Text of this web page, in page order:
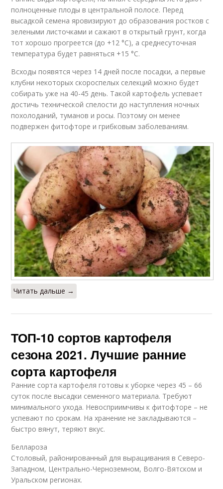
полноценные плоды в центральной полосе. Перед
высадкой семена яровизируют до образования ростков с
зелеными листочками и сажают в открытый грунт, когда
тот хорошо прогреется (до +12 °C), а среднесуточная
температура будет равняться +15 °C.
Всходы появятся через 14 дней после посадки, а первые
клубни некоторых скороспелых селекций можно будет
собирать уже на 40-45 день. Такой картофель успевает
достичь технической спелости до наступления ночных
похолоданий, туманов и росы. Поэтому он менее
подвержен фитофторе и грибковым заболеваниям.
Читать дальше →
ТОП-10 сортов картофеля
сезона 2021. Лучшие ранние
сорта картофеля
Ранние сорта картофеля готовы к уборке через 45 – 66
суток после высадки семенного материала. Требуют
минимального ухода. Невосприимчивы к фитофторе – не
успевают по срокам. На хранение не закладываются –
быстро вянут, теряют вкус.
Беллароза
Столовый, районированный для выращивания в Северо-
Западном, Центрально-Черноземном, Волго-Вятском и
Уральском регионах.